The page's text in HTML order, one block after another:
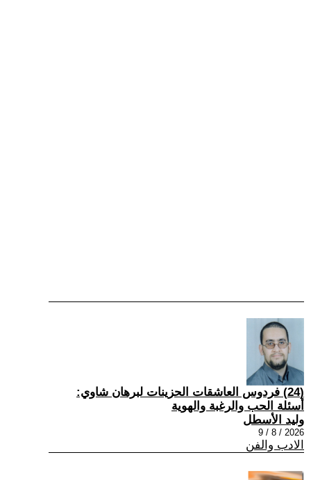
(24) فردوس العاشقات الحزينات لبرهان شاوي:
أسئلة الحب والرغبة والهوية
وليد الأسطل
2026 / 8 / 9
الادب والفن